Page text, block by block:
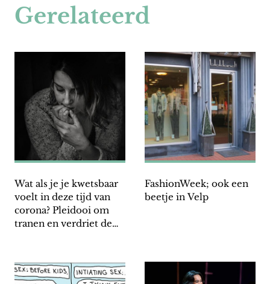
Gerelateerd
Wat als je je kwetsbaar
voelt in deze tijd van
corona? Pleidooi om
tranen en verdriet de
FashionWeek; ook een
beetje in Velp